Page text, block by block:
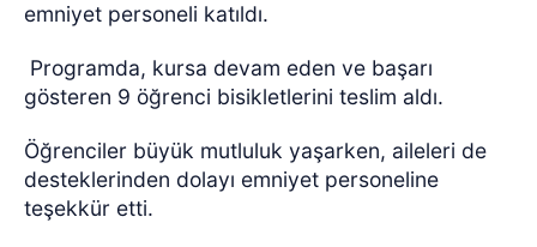
emniyet personeli katıldı.
Programda, kursa devam eden ve başarı
gösteren 9 öğrenci bisikletlerini teslim aldı.
Öğrenciler büyük mutluluk yaşarken, aileleri de
desteklerinden dolayı emniyet personeline
teşekkür etti.